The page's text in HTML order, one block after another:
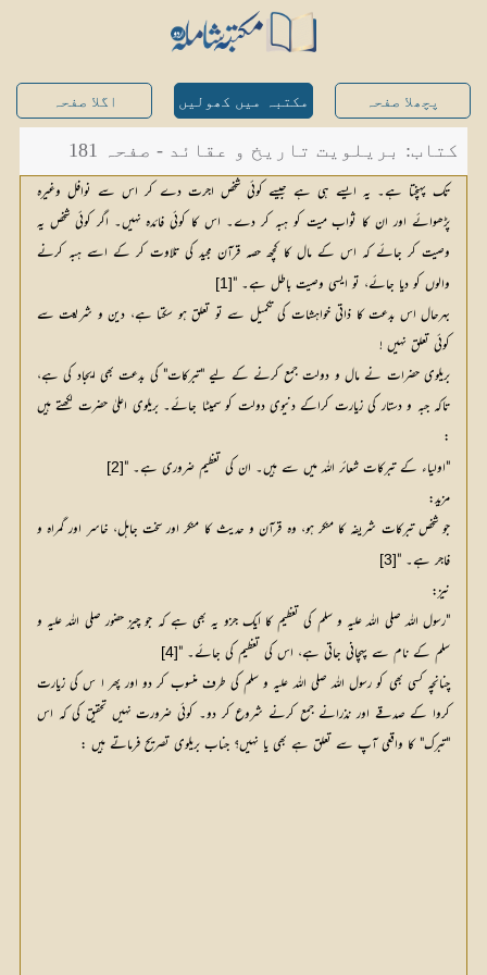
پچھلا صفحہ مکتبہ میں کھولیں اگلا صفحہ
کتاب: بریلویت تاریخ و عقائد - صفحہ 181
تک پہنچتا ہے۔ یہ ایسے ہی ہے جیسے کوئی شخص اجرت دے کر اس سے نوافل وغیرہ
پڑھوائے اور ان کا ثواب میت کو ہبہ کر دے۔ اس کا کوئی فائدہ نہیں۔ اگر کوئی شخص یہ
وصیت کر جائے کہ اس کے مال کا کچھ حصہ قرآن مجید کی تلاوت کر کے اسے ہبہ کرنے
والوں کو دیا جائے، تو ایسی وصیت باطل ہے۔ "[1]
بہرحال اس بدعت کا ذاتی خواہشات کی تکمیل سے تو تعلق ہو سکتا ہے، دین و شریعت سے
کوئی تعلق نہیں !
بریلوی حضرات نے مال و دولت جمع کرنے کے لیے "تبرکات" کی بدعت بھی ایجاد کی ہے،
تاکہ جبہ و دستار کی زیارت کراکے دنیوی دولت کو سمیٹا جائے۔ بریلوی اعلیٰ حضرت لکھتے ہیں
:
"اولیاء کے تبرکات شعائر اللہ میں سے ہیں۔ ان کی تعظیم ضروری ہے۔ "[2]
مزید:
جو شخص تبرکات شریفہ کا منکر ہو، وہ قرآن و حدیث کا منکر اور سخت جاہل، خاسر اور گمراہ و
فاجر ہے۔ "[3]
نیز:
"رسول اللہ صلی اللہ علیہ و سلم کی تعظیم کا ایک جزو یہ بھی ہے کہ جو چیز حضور صلی اللہ علیہ و
سلم کے نام سے پہچانی جاتی ہے، اس کی تعظیم کی جائے۔ "[4]
چنانچہ کسی بھی کو رسول اللہ صلی اللہ علیہ و سلم کی طرف منسوب کر دو اور پھر ا س کی زیارت
کروا کے صدقے اور نذرانے جمع کرنے شروع کر دو۔ کوئی ضرورت نہیں تحقیق کی کہ اس
"تبرک" کا واقعی آپ سے تعلق ہے بھی یا نہیں؟ جناب بریلوی تصریح فرماتے ہیں :